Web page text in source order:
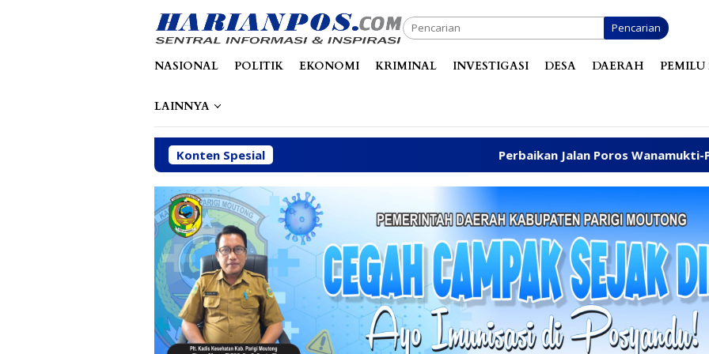
Pencarian
NASIONAL POLITIK EKONOMI KRIMINAL INVESTIGASI DESA DAERAH PEMILU
LAINNYA
Konten Spesial Perbaikan Jalan Poros Wanamukti-Palapi Kembali